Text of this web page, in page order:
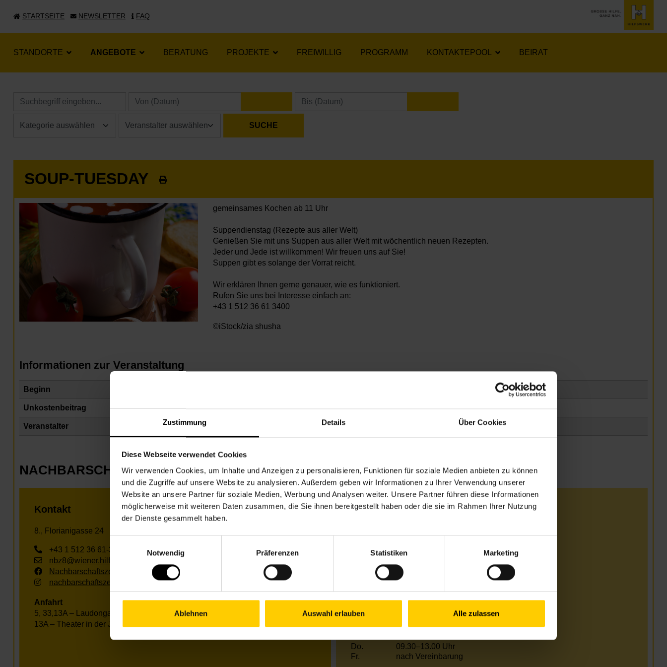
Zustimmung Details Über Cookies
Diese Webseite verwendet Cookies
Wir verwenden Cookies, um Inhalte und Anzeigen zu personalisieren, Funktionen für soziale Medien anbieten zu können
und die Zugriffe auf unsere Website zu analysieren. Außerdem geben wir Informationen zu Ihrer Verwendung unserer
Website an unsere Partner für soziale Medien, Werbung und Analysen weiter. Unsere Partner führen diese Informationen
möglicherweise mit weiteren Daten zusammen, die Sie ihnen bereitgestellt haben oder die sie im Rahmen Ihrer Nutzung
der Dienste gesammelt haben.
Notwendig
Präferenzen Statistiken Marketing
Ablehnen Auswahl erlauben Alle zulassen
STARTSEITE NEWSLETTER FAQ
STANDORTE ANGEBOTE BERATUNG PROJEKTE FREIWILLIG PROGRAMM KONTAKTEPOOL BEIRAT
KALENDER ÖFFNEN
SOUP-TUESDAY
gemeinsames Kochen ab 11 Uhr
Suppendienstag (Rezepte aus aller Welt)
Genießen Sie mit uns Suppen aus aller Welt mit wöchentlich neuen Rezepten.
Jeder und Jede ist willkommen! Wir freuen uns auf Sie!
Suppen gibt es solange der Vorrat reicht.
Wir erklären Ihnen gerne genauer, wie es funktioniert.
Rufen Sie uns bei Interesse einfach an:
+43 1 512 36 61 3400
©iStock/zia shusha
Informationen zur Veranstaltung
Beginn
Unkostenbeitrag Unkostenbeitrag
Veranstalter
NACHBARSCHAFTSZENTRUM 08
Kontakt
8., Florianigasse 24
+43 1 512 36 61-3400
nbz8@wiener.hilfswerk.at
Nachbarschaftszentren
nachbarschaftszentren.wien
Anfahrt
5, 33,13A – Laudongasse
13A – Theater in der Josefstadt
Öffnungszeiten Juni
13.00–18.00 Uhr
nach Vereinbarung
Mo.
13.00–18.00 Uhr
Di.
09.30–17.00 Uhr
Do.
09.30–13.00 Uhr
Fr.
nach Vereinbarung